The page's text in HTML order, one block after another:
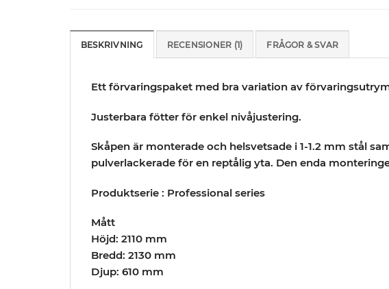
BESKRIVNING RECENSIONER (1) FRÅGOR & SVAR
Ett förvaringspaket med bra variation av
Justerbara fötter för enkel nivåjustering.
Skåpen är monterade och helsvetsade i 1-1.2 mm stål
pulverlackerade för en reptålig yta. Den enda
Produktserie : Professional series
Mått
Höjd: 2110 mm
Bredd: 2130 mm
Djup: 610 mm